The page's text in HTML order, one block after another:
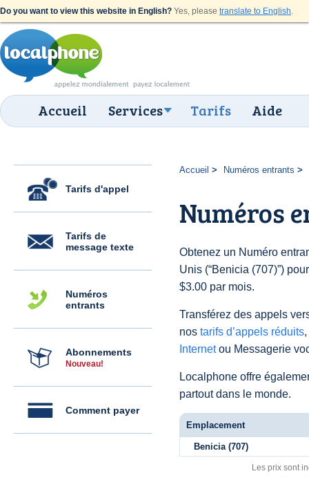
Do you want to view this website in English? Yes, please translate to English.
Accueil Services Tarifs Aide
Tarifs d'appel
Tarifs de
message texte
Numéros
entrants
Abonnements
Nouveau!
Comment payer
Accueil Numéros entrants
Numéros
Obtenez un Numéro
Unis (“Benicia (707)”)
$3.00 par mois.
Transférez des appels
nos tarifs d’appels réduits
Internetou Messagerie
Localphone offre
partout dans le monde.
Emplacement
Benicia (707)
Les prix sont